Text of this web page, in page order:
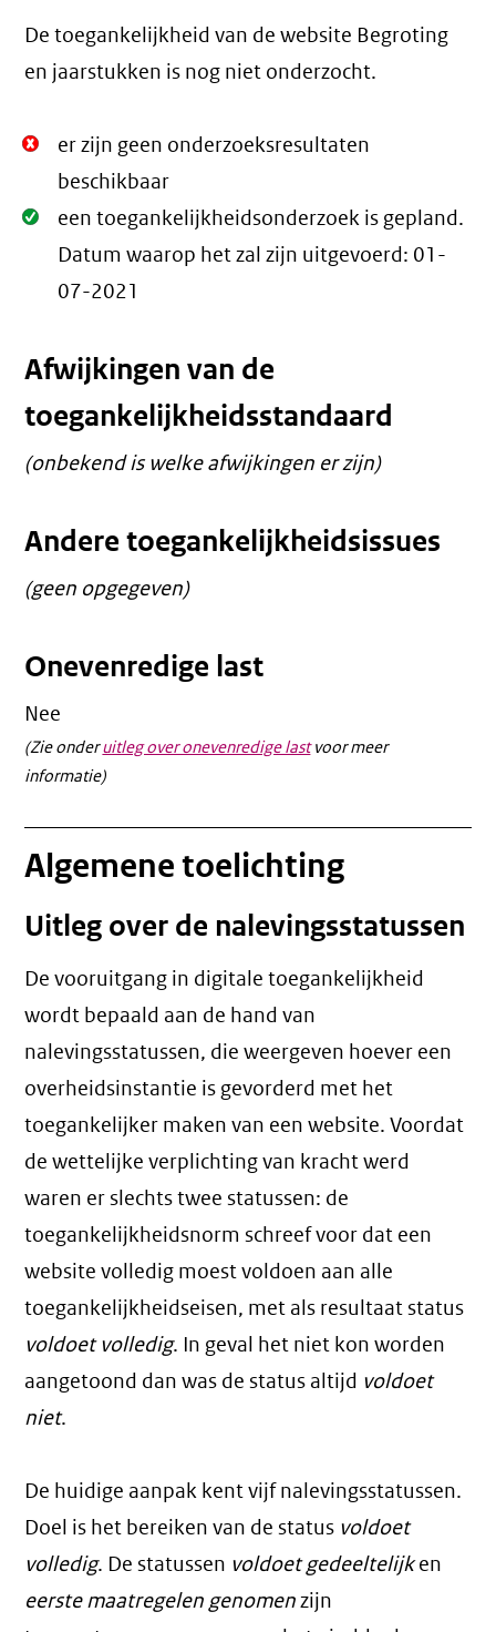
De toegankelijkheid van de website Begroting
en jaarstukken is nog niet onderzocht.
Niet
Oké.
er zijn geen onderzoeksresultaten
beschikbaar
Oké.
een toegankelijkheidsonderzoek is gepland.
Datum waarop het zal zijn uitgevoerd: 01-
07-2021
Afwijkingen van de
toegankelijkheidsstandaard
(onbekend is welke afwijkingen er zijn)
Andere toegankelijkheidsissues
(geen opgegeven)
Onevenredige last
Nee
(Zie onderuitleg over onevenredige lastvoor meer
informatie)
Algemene toelichting
Uitleg over de nalevingsstatussen
De vooruitgang in digitale toegankelijkheid
wordt bepaald aan de hand van
nalevingsstatussen, die weergeven hoever een
overheidsinstantie is gevorderd met het
toegankelijker maken van een website. Voordat
de wettelijke verplichting van kracht werd
waren er slechts twee statussen: de
toegankelijkheidsnorm schreef voor dat een
website volledig moest voldoen aan alle
toegankelijkheidseisen, met als resultaat status
voldoet volledig. In geval het niet kon worden
aangetoond dan was de status altijd voldoet
niet.
De huidige aanpak kent vijf nalevingsstatussen.
Doel is het bereiken van de status voldoet
volledig. De statussen voldoet gedeeltelijken
eerste maatregelen genomenzijn